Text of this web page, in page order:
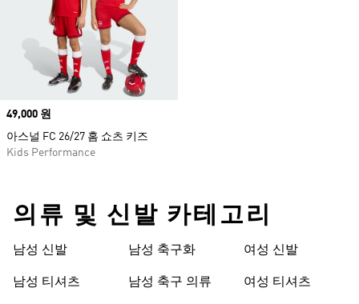
Price
49,000 원
아스널 FC 26/27 홈 쇼츠 키즈
Kids Performance
의류 및 신발 카테고리
남성 신발
남성 티셔츠
남성 축구화
남성 축구 의류
여성 신발
여성 티셔츠